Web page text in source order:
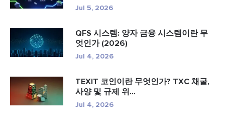
Jul 5, 2026
QFS 시스템: 양자 금융 시스템이란 무
엇인가 (2026)
Jul 4, 2026
TEXIT 코인이란 무엇인가? TXC 채굴,
사양 및 규제 위...
Jul 4, 2026